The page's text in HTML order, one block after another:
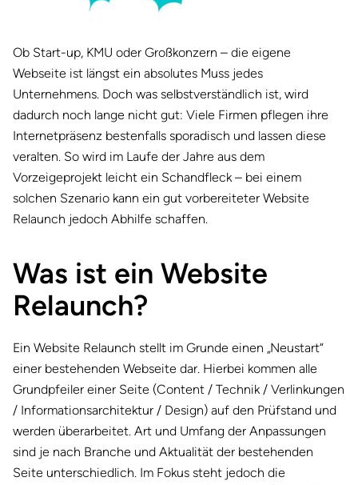
Ob Start-up, KMU oder Großkonzern – die eigene
Webseite ist längst ein absolutes Muss jedes
Unternehmens. Doch was selbstverständlich ist, wird
dadurch noch lange nicht gut: Viele Firmen pflegen ihre
Internetpräsenz bestenfalls sporadisch und lassen diese
veralten. So wird im Laufe der Jahre aus dem
Vorzeigeprojekt leicht ein Schandfleck – bei einem
solchen Szenario kann ein gut vorbereiteter Website
Relaunch jedoch Abhilfe schaffen.
Was ist ein Website
Relaunch?
Ein Website Relaunch stellt im Grunde einen „Neustart“
einer bestehenden Webseite dar. Hierbei kommen alle
Grundpfeiler einer Seite (Content / Technik / Verlinkungen
/ Informationsarchitektur / Design) auf den Prüfstand und
werden überarbeitet. Art und Umfang der Anpassungen
sind je nach Branche und Aktualität der bestehenden
Seite unterschiedlich. Im Fokus steht jedoch die